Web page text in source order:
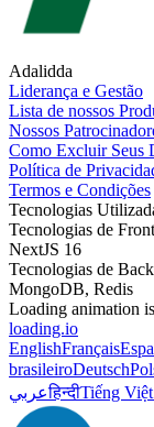
Adalidda
Liderança e Gestão
Lista de nossos
Nossos
Como Excluir Seus
Política de
Termos e Condições
Tecnologias
Tecnologias de
NextJS 16
Tecnologias de
MongoDB, Redis
Loading animation
loading.io
EnglishFrançais
brasileiroDeutsch
عربيहिन्दीTiếng Việt